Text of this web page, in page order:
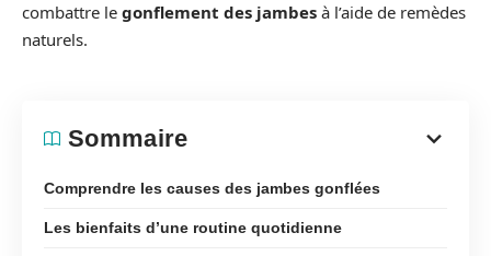
combattre le gonflement des jambes à l’aide de remèdes
naturels.
Sommaire
Comprendre les causes des jambes gonflées
Les bienfaits d’une routine quotidienne